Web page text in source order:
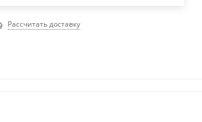
Рассчитать доставку